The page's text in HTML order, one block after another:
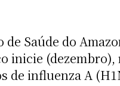
Saúde do
inicie (dezembro),
de influenza A